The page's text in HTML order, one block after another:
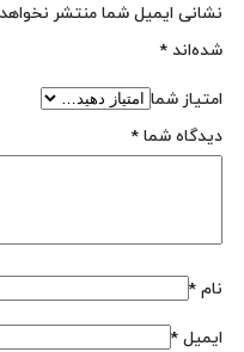
نشانی ایمیل شما منتشر
شده‌اند *
امتیاز شما
دیدگاه شما *
نام *
ایمیل *